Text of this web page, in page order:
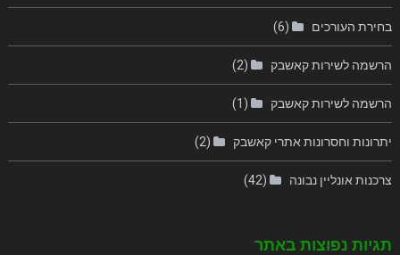
בחירת העורכים (6)
הרשמה לשירות קאשבק (2)
הרשמה לשירות קאשבק (1)
יתרונות וחסרונות אתרי קאשבק (2)
צרכנות אונליין נבונה (42)
תגיות נפוצות באתר